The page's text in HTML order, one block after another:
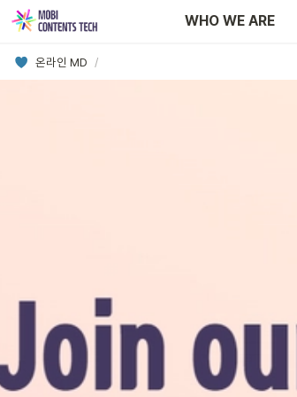
WHO WE ARE
온라인 MD /
Newsroom